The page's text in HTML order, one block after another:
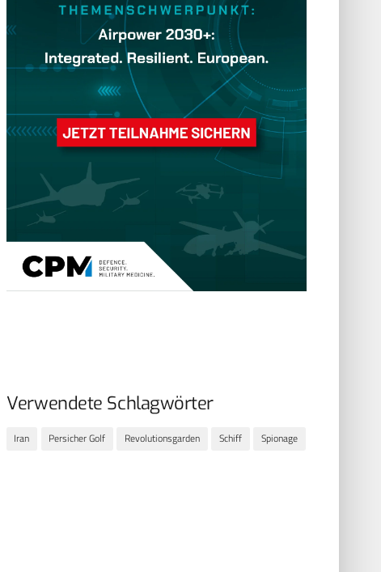
Verwendete Schlagwörter
Iran Persicher Golf Revolutionsgarden Schiff Spionage